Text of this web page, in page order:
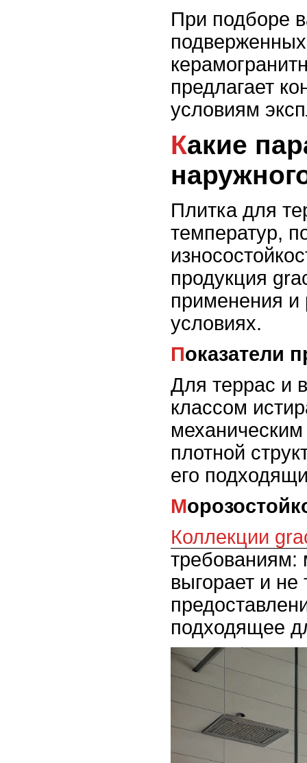
При подборе
предлагает
условиям
Какие параметры прочности и морозостойкости важны для
Плитка для
температур,
продукция
применения и
условиях.
Показатели
Для террас и
классом
плотной
его
Коллекции
требованиям:
выгорает и
подходящее